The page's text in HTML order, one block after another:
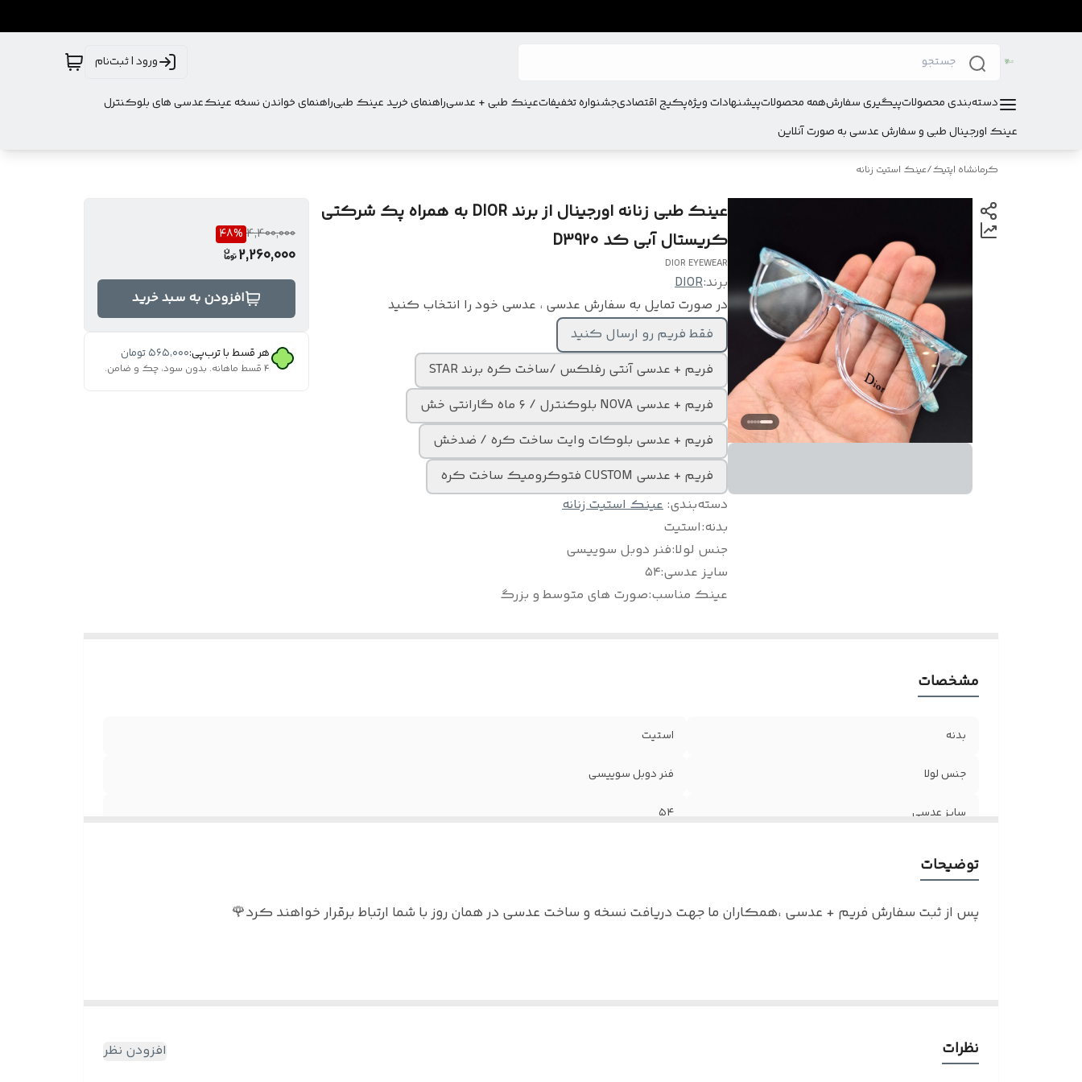
ورود | ثبت‌نام
دسته‌بندی محصولاتپیگیری سفارشهمه محصولاتپیشنهادات ویژهپکیج اقتصادیجشنواره تخفیفاتعینک طبی + عدسیراهنمای خرید عینک طبیراهنمای خواندن نسخه عینکعدسی های بلوکنترل
عینک اورجینال طبی و سفارش عدسی به صورت آنلاین
کرمانشاه اپتیک/عینک استیت زنانه
عینک طبی زنانه اورجینال از برند DIOR به همراه پک شرکتی
کریستال آبی کد D3920
DIOR EYEWEAR
برند:DIOR
در صورت تمایل به سفارش عدسی ، عدسی خود را انتخاب کنید
فقط فریم رو ارسال کنید
فریم + عدسی آنتی رفلکس /ساخت کره برند STAR
فریم + عدسی NOVA بلوکنترل / ۶ ماه گارانتی خش
فریم + عدسی بلوکات وایت ساخت کره / ضدخش
فریم + عدسی CUSTOM فتوکرومیک ساخت کره
دسته‌بندی: عینک استیت زنانه
بدنه:استیت
جنس لولا:فنر دوبل سوییسی
سایز عدسی:۵۴
عینک مناسب:صورت های متوسط و بزرگ
4,400,000
48%
2,260,000
افزودن به سبد خرید
هر قسط با ترب‌پی:۵۶۵٬۰۰۰تومان
۴ قسط ماهانه. بدون سود، چک و ضامن.
مشخصات
بدنه استیت
جنس لولا فنر دوبل سوییسی
سایز عدسی ۵۴
توضیحات
پس از ثبت سفارش فریم + عدسی ،همکاران ما جهت دریافت نسخه و ساخت عدسی در همان روز با شما ارتباط برقرار خواهند کرد🌹
نظرات افزودن نظر